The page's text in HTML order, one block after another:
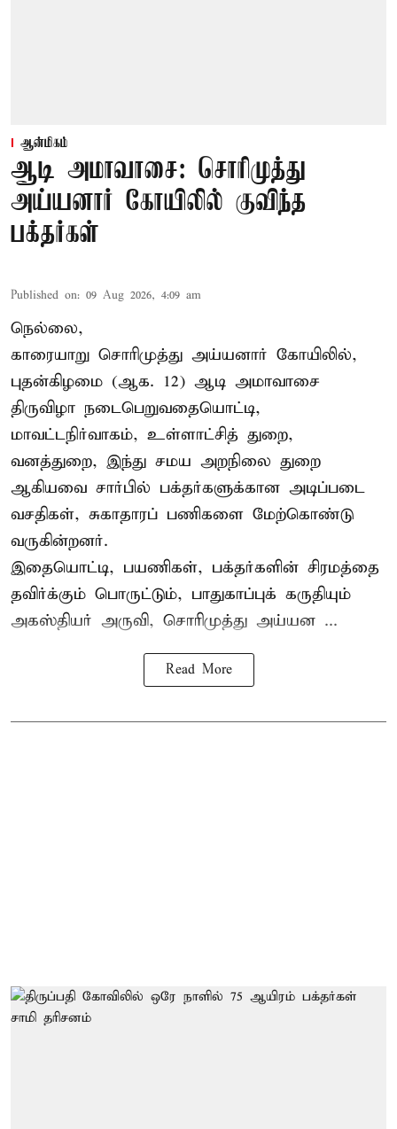
ஆன்மிகம்
ஆடி அமாவாசை: சொரிமுத்து
அய்யனார் கோயிலில் குவிந்த
பக்தர்கள்
Published on: 09 Aug 2026, 4:09 am
நெல்லை,
காரையாறு சொரிமுத்து அய்யனார் கோயிலில்,
புதன்கிழமை (ஆக. 12) ஆடி அமாவாசை
திருவிழா நடைபெறுவதையொட்டி,
மாவட்டநிர்வாகம், உள்ளாட்சித் துறை,
வனத்துறை, இந்து சமய அறநிலை துறை
ஆகியவை சார்பில் பக்தர்களுக்கான அடிப்படை
வசதிகள், சுகாதாரப் பணிகளை மேற்கொண்டு
வருகின்றனர்.
இதையொட்டி, பயணிகள், பக்தர்களின் சிரமத்தை
தவிர்க்கும் பொருட்டும், பாதுகாப்புக் கருதியும்
அகஸ்தியர் அருவி, சொரிமுத்து அய்யன ...
Read More